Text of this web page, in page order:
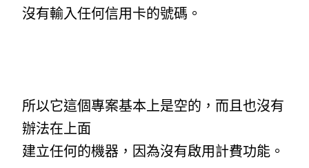
沒有輸入任何信用卡的號碼。
所以它這個專案基本上是空的，而且也沒有
辦法在上面
建立任何的機器，因為沒有啟用計費功能。